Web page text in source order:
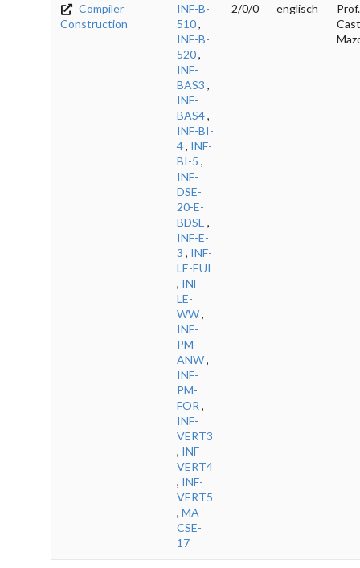
Compiler
Construction
INF-B-
510,
INF-B-
520,
INF-
BAS3 ,
INF-
BAS4,
INF-BI-
4, INF-
BI-5 ,
INF-
DSE-
20-E-
BDSE ,
INF-E-
3 , INF-
LE-EUI
, INF-
LE-
WW,
INF-
PM-
ANW,
INF-
PM-
FOR ,
INF-
VERT3
, INF-
VERT4
, INF-
VERT5
, MA-
CSE-
17
2/0/0 englisch
Prof.